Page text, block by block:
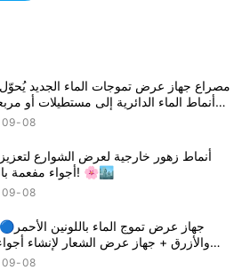
أنماط الماء الدائرية إلى مستطيلات أو
أنصاف دوائر! 🔦🌊
09 08
أجواء مفعمة بالحيوية! 🌸🏙️
09 08
🌊🔴🔵جهاز
والأزرق + جهاز عرض الشعار لإنشاء
عنوان قاتل الشياطين تانجيرو!
09 08